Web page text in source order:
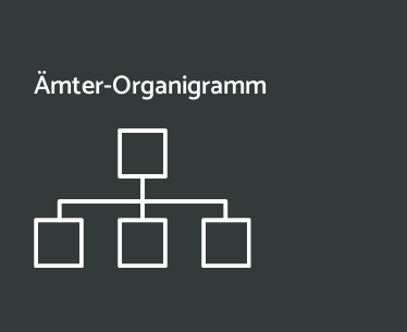
Ämter-Organigramm